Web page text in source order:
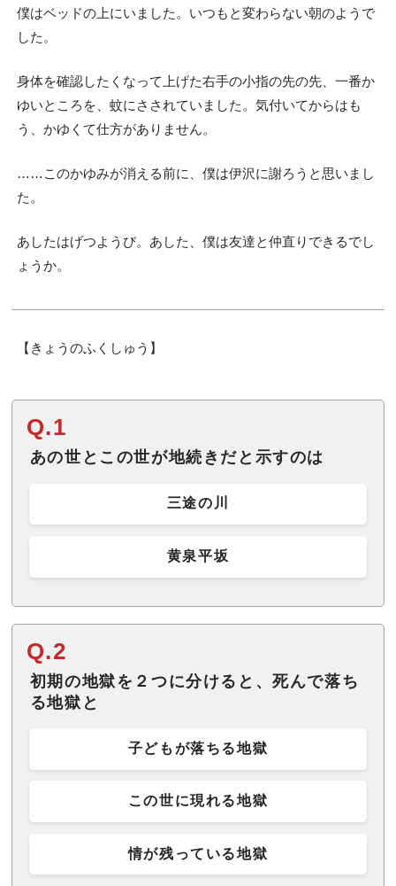
僕はベッドの上にいました。いつもと変わらない朝のようで
した。
身体を確認したくなって上げた右手の小指の先の先、一番か
ゆいところを、蚊にさされていました。気付いてからはも
う、かゆくて仕方がありません。
……このかゆみが消える前に、僕は伊沢に謝ろうと思いまし
た。
あしたはげつようび。あした、僕は友達と仲直りできるでし
ょうか。
【きょうのふくしゅう】
Q.1
あの世とこの世が地続きだと示すのは
三途の川
黄泉平坂
Q.2
初期の地獄を２つに分けると、死んで落ち
る地獄と
子どもが落ちる地獄
この世に現れる地獄
情が残っている地獄